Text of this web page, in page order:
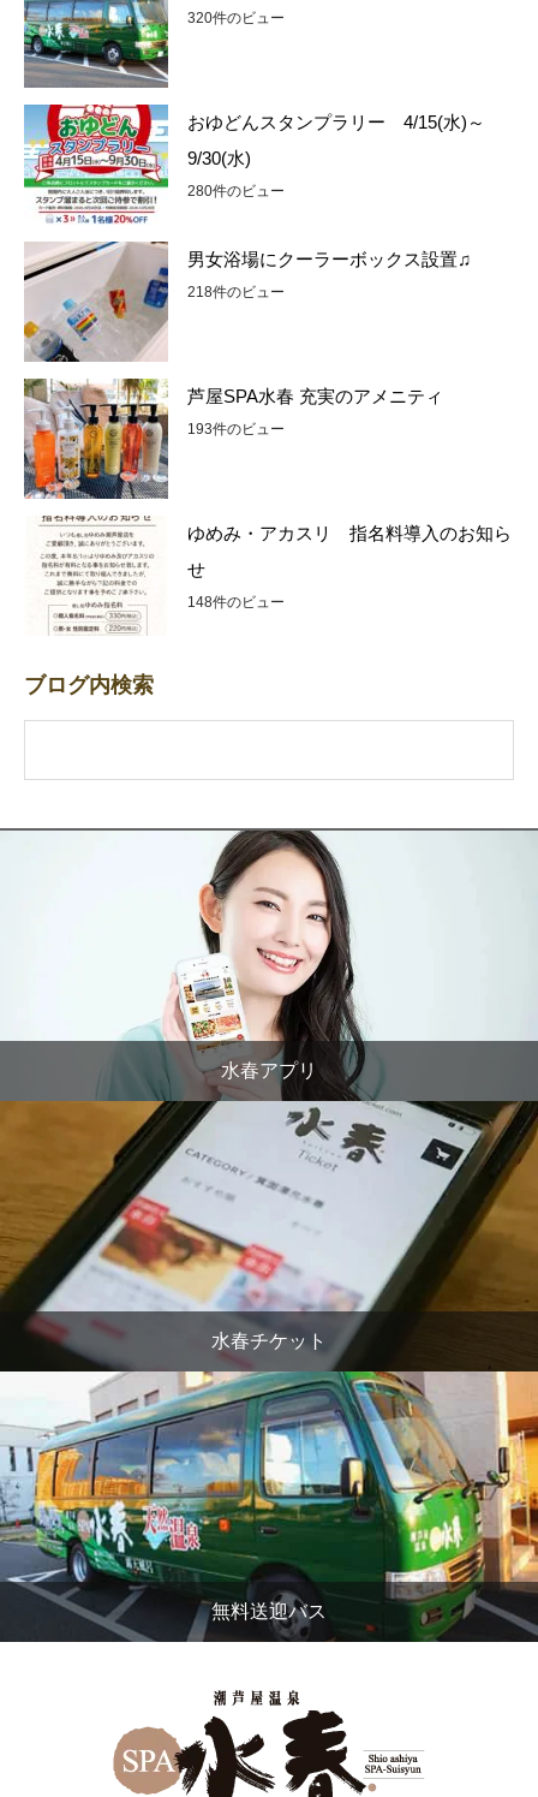
320件のビュー
おゆどんスタンプラリー 4/15(水)～
9/30(水)
280件のビュー
男女浴場にクーラーボックス設置♫
218件のビュー
芦屋SPA水春 充実のアメニティ
193件のビュー
ゆめみ・アカスリ 指名料導入のお知ら
せ
148件のビュー
ブログ内検索
水春アプリ
水春チケット
無料送迎バス